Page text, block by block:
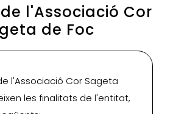
l'Associació Cor
de Foc
l'Associació Cor Sageta
les finalitats de l'entitat,